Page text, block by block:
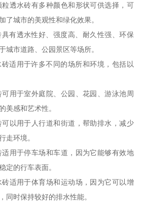
透水砖有多种颜色和形状可供选择，可
了城市的美观性和绿化效果。
有透水性好、强度高、耐久性强、环保
城市道路、公园景区等场所。
适用于许多不同的场所和环境，包括以
用于室外庭院、公园、花园、游泳池周
美感和艺术性。
以用于人行道和街道，帮助排水，减少
走环境。
用于停车场和车道，因为它能够有效地
定的行车表面。
适用于体育场和运动场，因为它可以增
同时保持较好的排水性能。